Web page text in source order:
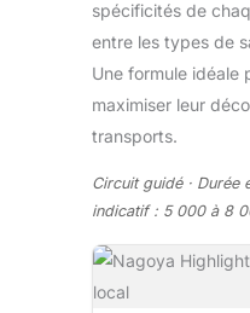
spécificités de
entre les types de
Une formule idéale
maximiser leur
transports.
Circuit guidé · Durée
indicatif : 5 000 à 8